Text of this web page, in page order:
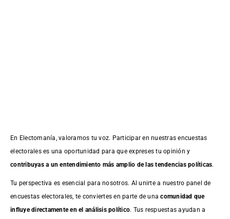
En Electomanía, valoramos tu voz. Participar en nuestras encuestas
electorales es una oportunidad para que expreses tu opinión y
contribuyas a un entendimiento más amplio de las tendencias políticas.
Tu perspectiva es esencial para nosotros. Al unirte a nuestro panel de
encuestas electorales, te conviertes en parte de unacomunidad que
influye directamente en el análisis político. Tus respuestas ayudan a